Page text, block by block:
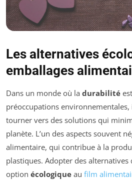
Les alternatives
emballages
Dans un monde où la durabilité
préoccupations environnementales,
tourner vers des solutions qui
planète. L’un des aspects souvent
alimentaire, qui contribue à la
plastiques. Adopter des alternatives
option écologique au film